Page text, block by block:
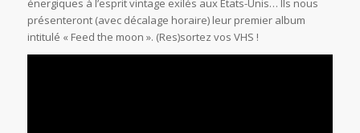
énergiques à l’esprit vintage exilés aux Etats-Unis… Ils nous
présenteront (avec décalage horaire) leur premier album
intitulé « Feed the moon ». (Res)sortez vos VHS !